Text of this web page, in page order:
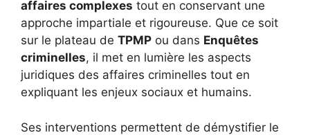
affaires complexes tout en conservant une
approche impartiale et rigoureuse. Que ce soit
sur le plateau de TPMP ou dans Enquêtes
criminelles, il met en lumière les aspects
juridiques des affaires criminelles tout en
expliquant les enjeux sociaux et humains.
Ses interventions permettent de démystifier le